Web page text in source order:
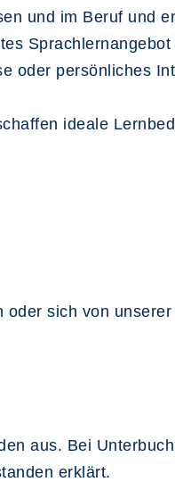
und im Beruf und
oder persönliches
ideale
oder sich von
aus. Bei
erklärt.